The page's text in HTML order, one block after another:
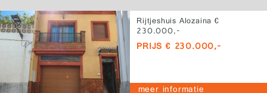
Rijtjeshuis Alozaina €
230.000,-
PRIJS € 230.000,-